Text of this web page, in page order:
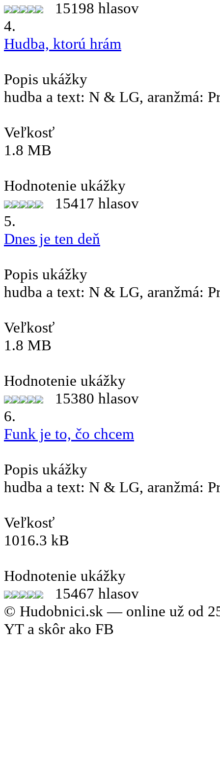
15198 hlasov
4.
Hudba, ktorú hrám
Popis ukážky
hudba a text: N & LG, aranžmá:
Veľkosť
1.8 MB
Hodnotenie ukážky
15417 hlasov
5.
Dnes je ten deň
Popis ukážky
hudba a text: N & LG, aranžmá:
Veľkosť
1.8 MB
Hodnotenie ukážky
15380 hlasov
6.
Funk je to, čo chcem
Popis ukážky
hudba a text: N & LG, aranžmá:
Veľkosť
1016.3 kB
Hodnotenie ukážky
15467 hlasov
© Hudobnici.sk — online už od
YT a skôr ako FB